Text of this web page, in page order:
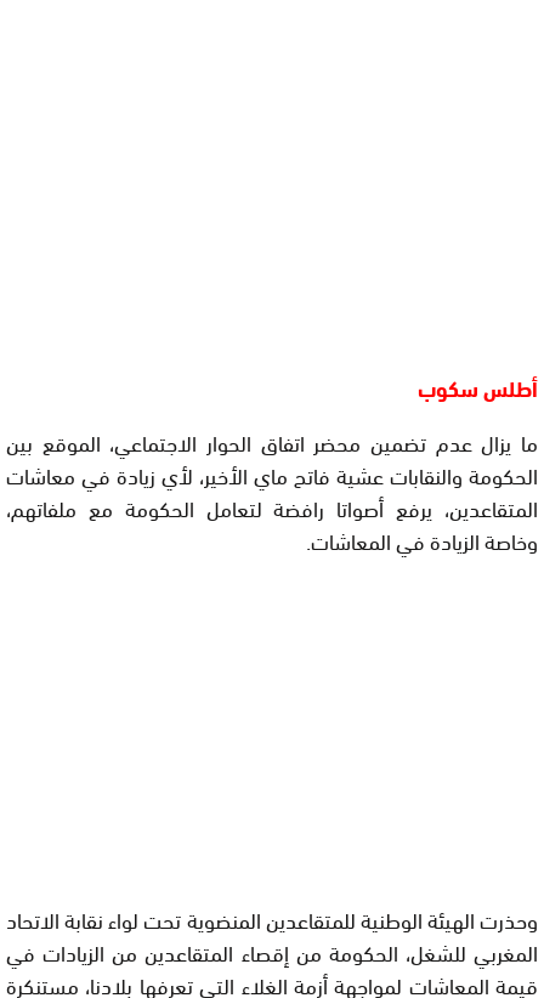
أطلس سكوب
ما يزال عدم تضمين محضر اتفاق الحوار الاجتماعي، الموقع بين
الحكومة والنقابات عشية فاتح ماي الأخير، لأي زيادة في معاشات
المتقاعدين، يرفع أصواتا رافضة لتعامل الحكومة مع ملفاتهم،
وخاصة الزيادة في المعاشات.
وحذرت الهيئة الوطنية للمتقاعدين المنضوية تحت لواء نقابة الاتحاد
المغربي للشغل، الحكومة من إقصاء المتقاعدين من الزيادات في
قيمة المعاشات لمواجهة أزمة الغلاء التي تعرفها بلادنا، مستنكرة